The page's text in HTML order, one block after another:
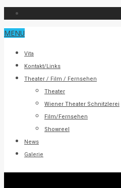
MENU
Vita
Kontakt/Links
Theater / Film / Fernsehen
Theater
Wiener Theater Schnitzlerei
Film/Fernsehen
Showreel
News
Galerie